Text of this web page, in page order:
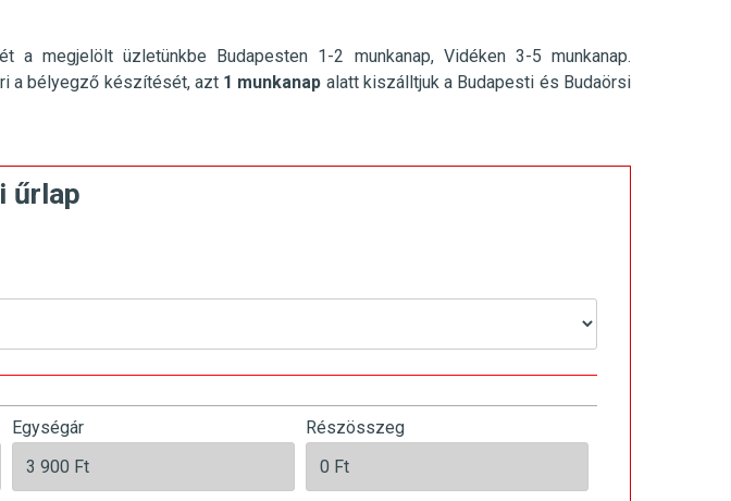
a megjelölt üzletünkbe Budapesten 1-2 munkanap, Vidéken 3-5 munkanap.
a bélyegző készítését, azt 1 munkanap alatt kiszálltjuk a Budapesti és Budaörsi
űrlap
Egységár Részösszeg